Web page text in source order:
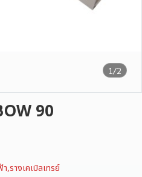
1/2
90
า,รางเคเบิลเทรย์